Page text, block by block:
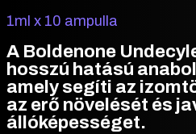
1ml x 10 ampulla
A Boldenone
hosszú hatású
amely segíti az
az erő növelését és
állóképességet.